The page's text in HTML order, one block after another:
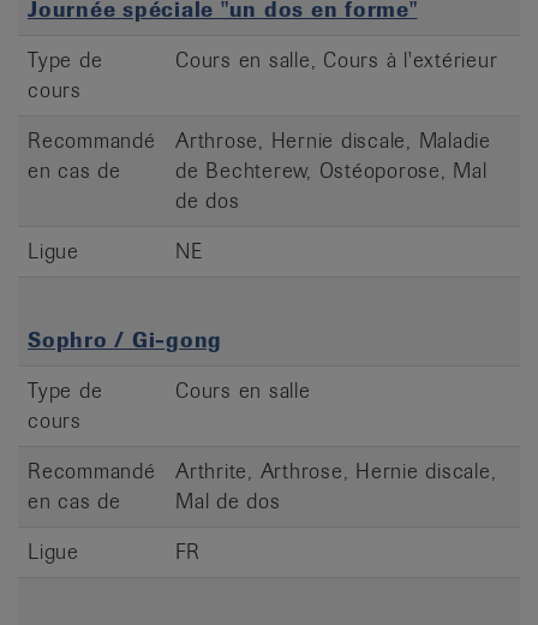
Journée spéciale "un dos en forme"
Type de
cours
Cours en salle, Cours à l'extérieur
Recommandé
en cas de
Arthrose, Hernie discale, Maladie
de Bechterew, Ostéoporose, Mal
de dos
Ligue
NE
Sophro / Gi-gong
Type de
cours
Cours en salle
Recommandé
en cas de
Arthrite, Arthrose, Hernie discale,
Mal de dos
Ligue
FR